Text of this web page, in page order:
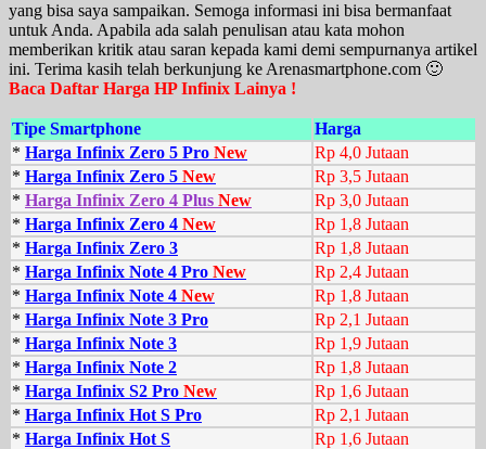
yang bisa saya sampaikan. Semoga informasi ini bisa bermanfaat
untuk Anda. Apabila ada salah penulisan atau kata mohon
memberikan kritik atau saran kepada kami demi sempurnanya artikel
ini. Terima kasih telah berkunjung ke Arenasmartphone.com 🙂
Baca Daftar Harga HP Infinix Lainya !
Tipe Smartphone
Harga
* Harga Infinix Zero 5 Pro New
Rp 4,0 Jutaan
* Harga Infinix Zero 5 New
Rp 3,5 Jutaan
* Harga Infinix Zero 4 Plus New
Rp 3,0 Jutaan
* Harga Infinix Zero 4 New
Rp 1,8 Jutaan
* Harga Infinix Zero 3
Rp 1,8 Jutaan
* Harga Infinix Note 4 Pro New
Rp 2,4 Jutaan
* Harga Infinix Note 4 New
Rp 1,8 Jutaan
* Harga Infinix Note 3 Pro
Rp 2,1 Jutaan
* Harga Infinix Note 3
Rp 1,9 Jutaan
* Harga Infinix Note 2
Rp 1,8 Jutaan
* Harga Infinix S2 Pro New
Rp 1,6 Jutaan
* Harga Infinix Hot S Pro
Rp 2,1 Jutaan
* Harga Infinix Hot S
Rp 1,6 Jutaan